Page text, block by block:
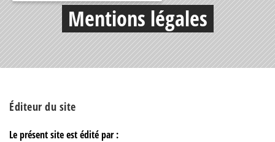
Mentions légales
Éditeur du site
Le présent site est édité par :